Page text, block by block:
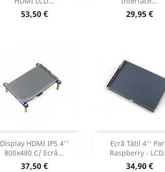
Preço
53,50 €
Dados do produto Preço
29,95 €
Dados do
Display HDMI IPS 4''
800x480 C/ Ecrã...
Preço
37,50 €
Adicionar 
Dados do produto
Ecrã Tátil 4''
Raspberry -
Preço
34,90 €
Adicionar
Dados do